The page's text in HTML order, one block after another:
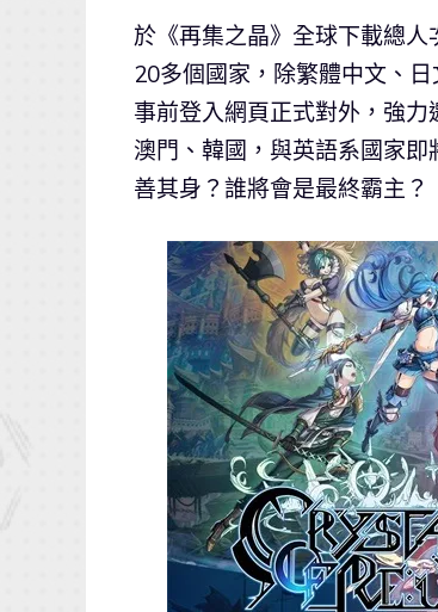
於《再集之晶》全球下載總
20多個國家，除繁體中文、
事前登入網頁正式對外，強
澳門、韓國，與英語系國家
善其身？誰將會是最終霸主？